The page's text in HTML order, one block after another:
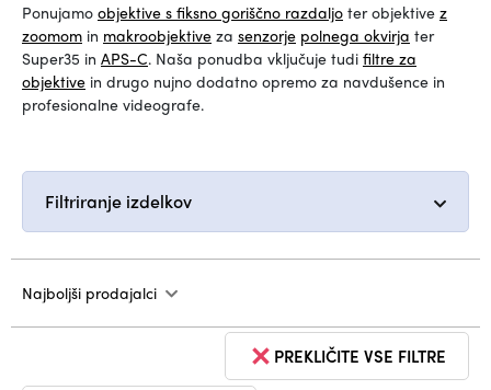
Ponujamo objektive s fiksno goriščno razdaljo ter objektive z
zoomom in makroobjektive za senzorje polnega okvirja ter
Super35 in APS-C. Naša ponudba vključuje tudi filtre za
objektive in drugo nujno dodatno opremo za navdušence in
profesionalne videografe.
Filtriranje izdelkov
Najboljši prodajalci
PREKLIČITE VSE FILTRE